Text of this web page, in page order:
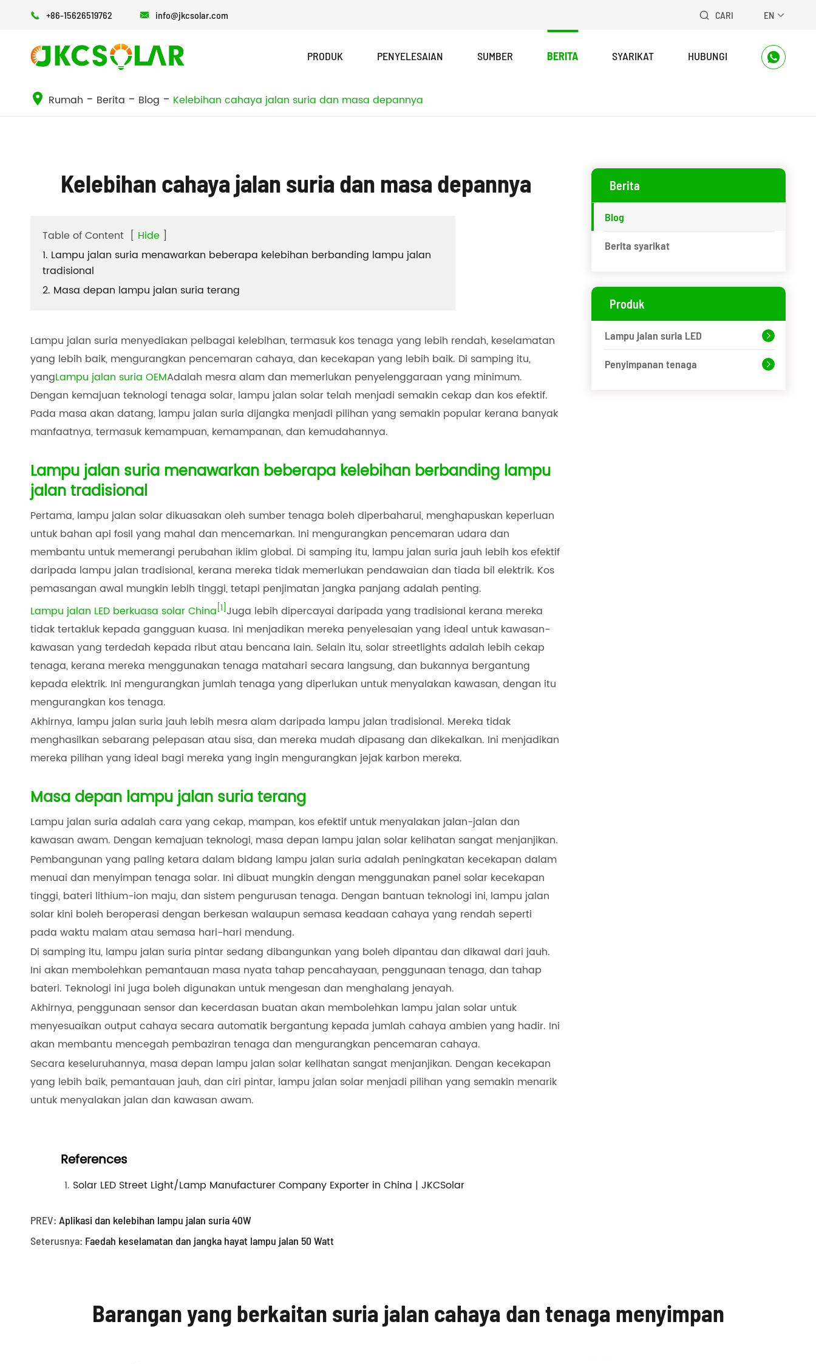
 +86-15626519762  info@jkcsolar.com  CARI EN 
PRODUK PENYELESAIAN SUMBER BERITA SYARIKAT HUBUNGI 
Rumah Berita Blog Kelebihan cahaya jalan suria dan masa depannya
Kelebihan cahaya jalan suria dan masa depannya
Table of Content [ Hide ]
1. Lampu jalan suria menawarkan beberapa kelebihan berbanding lampu jalan
tradisional
2. Masa depan lampu jalan suria terang
Lampu jalan suria menyediakan pelbagai kelebihan, termasuk kos tenaga yang lebih rendah, keselamatan
yang lebih baik, mengurangkan pencemaran cahaya, dan kecekapan yang lebih baik. Di samping itu,
yangLampu jalan suria OEMAdalah mesra alam dan memerlukan penyelenggaraan yang minimum.
Dengan kemajuan teknologi tenaga solar, lampu jalan solar telah menjadi semakin cekap dan kos efektif.
Pada masa akan datang, lampu jalan suria dijangka menjadi pilihan yang semakin popular kerana banyak
manfaatnya, termasuk kemampuan, kemampanan, dan kemudahannya.
Lampu jalan suria menawarkan beberapa kelebihan berbanding lampu
jalan tradisional
Pertama, lampu jalan solar dikuasakan oleh sumber tenaga boleh diperbaharui, menghapuskan keperluan
untuk bahan api fosil yang mahal dan mencemarkan. Ini mengurangkan pencemaran udara dan
membantu untuk memerangi perubahan iklim global. Di samping itu, lampu jalan suria jauh lebih kos efektif
daripada lampu jalan tradisional, kerana mereka tidak memerlukan pendawaian dan tiada bil elektrik. Kos
pemasangan awal mungkin lebih tinggi, tetapi penjimatan jangka panjang adalah penting.
Lampu jalan LED berkuasa solar China[1]Juga lebih dipercayai daripada yang tradisional kerana mereka
tidak tertakluk kepada gangguan kuasa. Ini menjadikan mereka penyelesaian yang ideal untuk kawasan-
kawasan yang terdedah kepada ribut atau bencana lain. Selain itu, solar streetlights adalah lebih cekap
tenaga, kerana mereka menggunakan tenaga matahari secara langsung, dan bukannya bergantung
kepada elektrik. Ini mengurangkan jumlah tenaga yang diperlukan untuk menyalakan kawasan, dengan itu
mengurangkan kos tenaga.
Akhirnya, lampu jalan suria jauh lebih mesra alam daripada lampu jalan tradisional. Mereka tidak
menghasilkan sebarang pelepasan atau sisa, dan mereka mudah dipasang dan dikekalkan. Ini menjadikan
mereka pilihan yang ideal bagi mereka yang ingin mengurangkan jejak karbon mereka.
Masa depan lampu jalan suria terang
Lampu jalan suria adalah cara yang cekap, mampan, kos efektif untuk menyalakan jalan-jalan dan
kawasan awam. Dengan kemajuan teknologi, masa depan lampu jalan solar kelihatan sangat menjanjikan.
Pembangunan yang paling ketara dalam bidang lampu jalan suria adalah peningkatan kecekapan dalam
menuai dan menyimpan tenaga solar. Ini dibuat mungkin dengan menggunakan panel solar kecekapan
tinggi, bateri lithium-ion maju, dan sistem pengurusan tenaga. Dengan bantuan teknologi ini, lampu jalan
solar kini boleh beroperasi dengan berkesan walaupun semasa keadaan cahaya yang rendah seperti
pada waktu malam atau semasa hari-hari mendung.
Di samping itu, lampu jalan suria pintar sedang dibangunkan yang boleh dipantau dan dikawal dari jauh.
Ini akan membolehkan pemantauan masa nyata tahap pencahayaan, penggunaan tenaga, dan tahap
bateri. Teknologi ini juga boleh digunakan untuk mengesan dan menghalang jenayah.
Akhirnya, penggunaan sensor dan kecerdasan buatan akan membolehkan lampu jalan solar untuk
menyesuaikan output cahaya secara automatik bergantung kepada jumlah cahaya ambien yang hadir. Ini
akan membantu mencegah pembaziran tenaga dan mengurangkan pencemaran cahaya.
Secara keseluruhannya, masa depan lampu jalan solar kelihatan sangat menjanjikan. Dengan kecekapan
yang lebih baik, pemantauan jauh, dan ciri pintar, lampu jalan solar menjadi pilihan yang semakin menarik
untuk menyalakan jalan dan kawasan awam.
References
Solar LED Street Light/Lamp Manufacturer Company Exporter in China | JKCSolar
PREV: Aplikasi dan kelebihan lampu jalan suria 40W
Seterusnya: Faedah keselamatan dan jangka hayat lampu jalan 50 Watt
Berita
Blog
Berita syarikat
Produk
Lampu jalan suria LED 
Penyimpanan tenaga 
Barangan yang berkaitan suria jalan cahaya dan tenaga menyimpan